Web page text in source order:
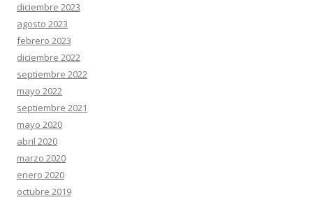
diciembre 2023
agosto 2023
febrero 2023
diciembre 2022
septiembre 2022
mayo 2022
septiembre 2021
mayo 2020
abril 2020
marzo 2020
enero 2020
octubre 2019